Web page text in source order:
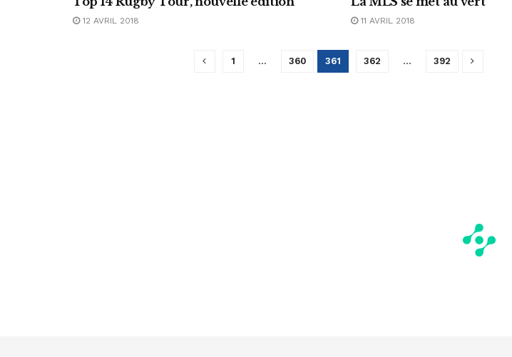
12 AVRIL 2018 11 AVRIL 2018
1 … 360 361 362 … 392